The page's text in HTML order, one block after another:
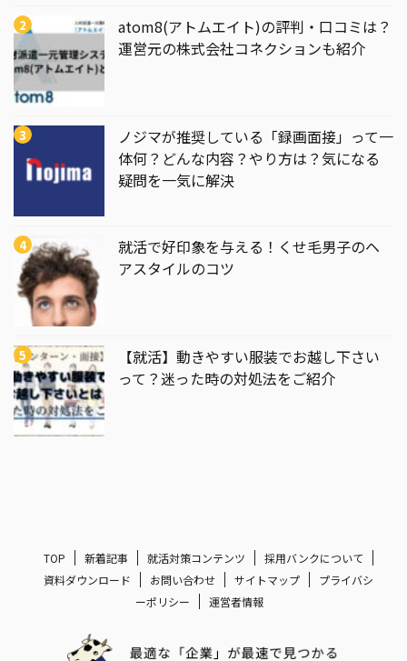
atom8(アトムエイト)の評判・口コミは？
運営元の株式会社コネクションも紹介
ノジマが推奨している「録画面接」って一
体何？どんな内容？やり方は？気になる
疑問を一気に解決
就活で好印象を与える！くせ毛男子のヘ
アスタイルのコツ
【就活】動きやすい服装でお越し下さい
って？迷った時の対処法をご紹介
TOP 新着記事 就活対策コンテンツ
採用バンクについて
資料ダウンロード
お問い合わせ サイトマップ
プライバシ
ーポリシー
運営者情報